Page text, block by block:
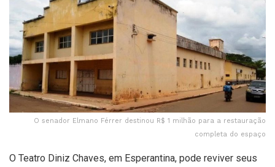
O senador Elmano Férrer destinou R$ 1 milhão para a restauração
completa do espaço
O Teatro Diniz Chaves, em Esperantina, pode reviver seus